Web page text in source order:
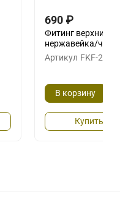
690 ₽
Фитинг верхний,
нержавейка/
Артикул FKF-21
В корзину
Купить в